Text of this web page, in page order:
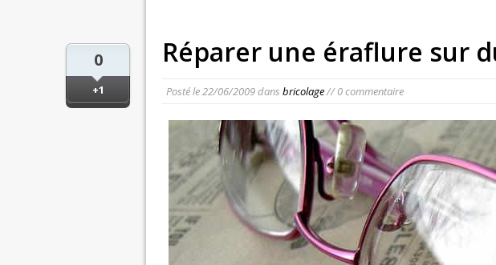
0
+1
Réparer une éraflure sur
Posté le22/06/2009dans bricolage// 0 commentaire